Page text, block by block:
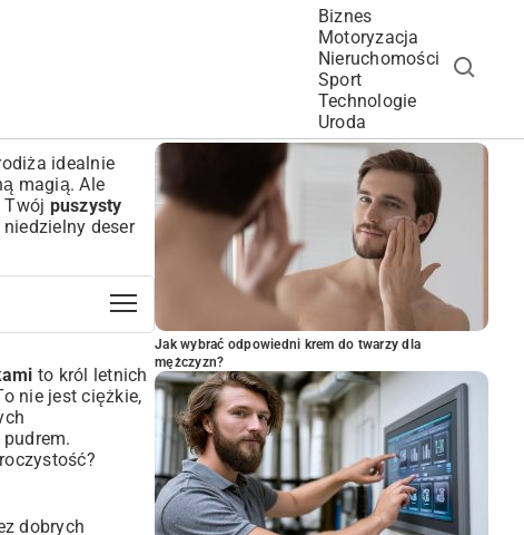
Biznes
Motoryzacja
Nieruchomości
Sport
Technologie
Uroda
idealnie
magią. Ale
Twój puszysty
deser
to król letnich
nie jest ciężkie,
dobrych
POPULARNE ARTYKUŁY
Jak wybrać odpowiedni krem do twarzy dla
mężczyzn?